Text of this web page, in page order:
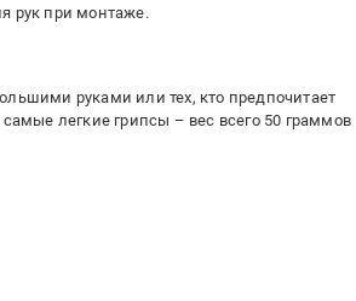
рук при монтаже.
руками или тех, кто предпочитает
легкие грипсы – вес всего 50 граммов